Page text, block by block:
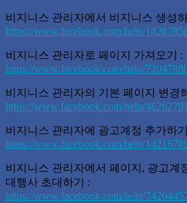
비지니스 관리자에서 비지니스 생성
https://www.facebook.com/help/
비지니스 관리자로 페이지 가져오기 :
https://www.facebook.com/help/
비지니스 관리자의 기본 페이지 변경
https://www.facebook.com/help/
비지니스 관리자에 광고계정 추가하
https://www.facebook.com/help/
비지니스 관리자에서 페이지, 광고계
대행사 초대하기 :
https://www.facebook.com/help/